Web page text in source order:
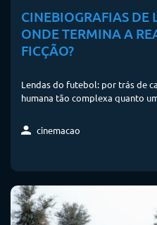
CINEBIOGRAFIAS DE
ONDE TERMINA A
FICÇÃO?
Lendas do futebol: por trás de
humana tão complexa quanto
cinemacao